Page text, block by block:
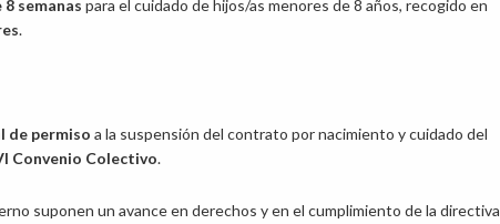
semanas para el cuidado de hijos/as menores de 8 años, recogido en
.
de permiso a la suspensión del contrato por nacimiento y cuidado del
Convenio Colectivo.
suponen un avance en derechos y en el cumplimiento de la directiva